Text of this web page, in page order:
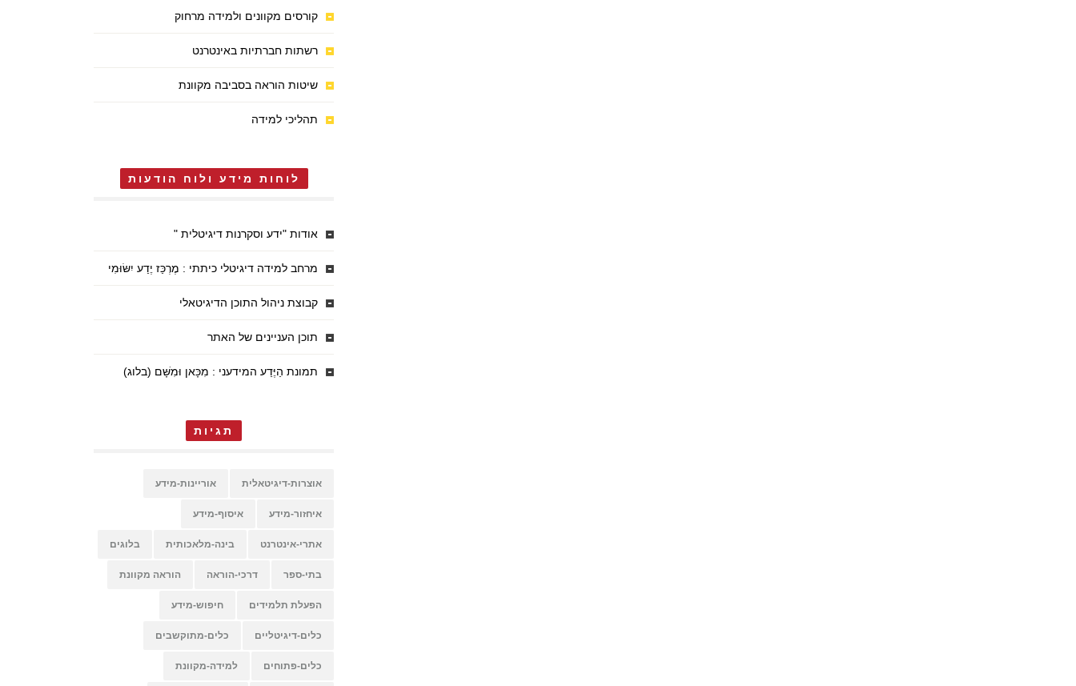
קורסים מקוונים ולמידה מרחוק
רשתות חברתיות באינטרנט
שיטות הוראה בסביבה מקוונת
תהליכי למידה
לוחות מידע ולוח הודעות
אודות "ידע וסקרנות דיגיטלית "
מרחב למידה דיגיטלי כיתתי : מֶרְכַּז יֶדַע יִשּׂוּמִי
קבוצת ניהול התוכן הדיגיטאלי
תוכן העניינים של האתר
תמונת הַיֶּדַע המידעני : מִכָּאן וּמִשָּׁם (בלוג)
תגיות
אוצרות-דיגיטאלית אוריינות-מידע
איחזור-מידע איסוף-מידע
אתרי-אינטרנט בינה-מלאכותית בלוגים
בתי-ספר דרכי-הוראה הוראה מקוונת
הפעלת תלמידים חיפוש-מידע
כלים-דיגיטליים כלים-מתוקשבים
כלים-פתוחים למידה-מקוונת